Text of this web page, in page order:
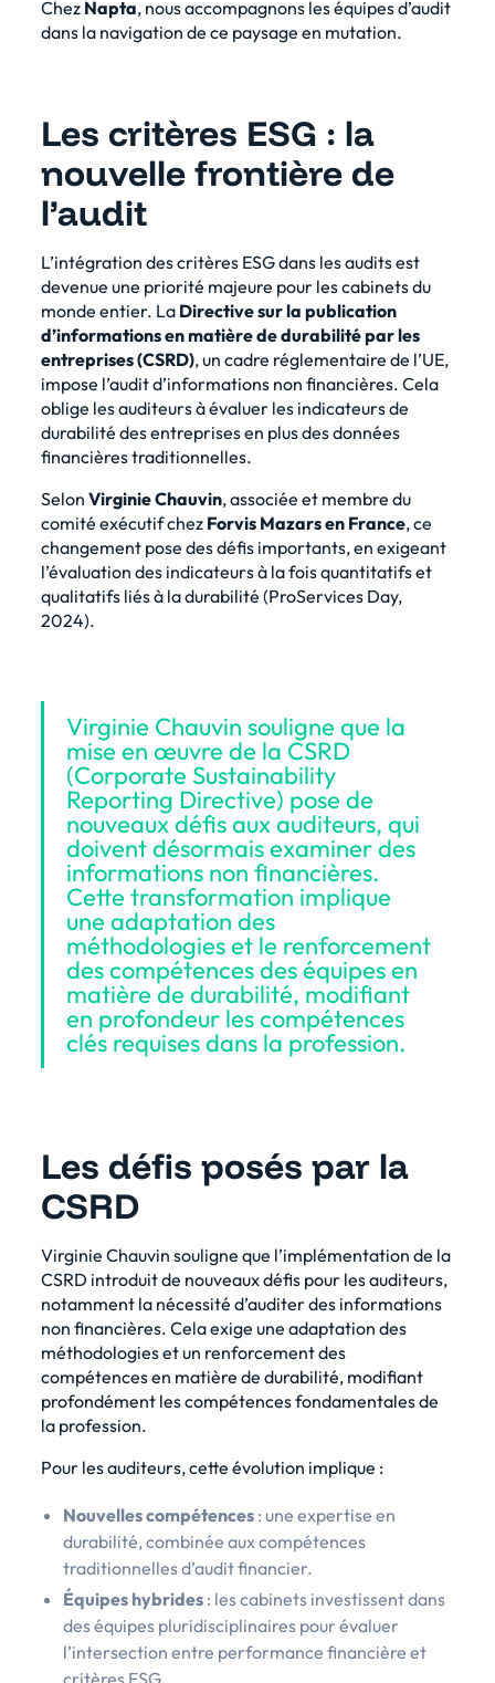
Chez Napta, nous accompagnons les équipes d’audit
dans la navigation de ce paysage en mutation.
Les critères ESG : la
nouvelle frontière de
l’audit
L’intégration des critères ESG dans les audits est
devenue une priorité majeure pour les cabinets du
monde entier. La Directive sur la publication
d’informations en matière de durabilité par les
entreprises (CSRD), un cadre réglementaire de l’UE,
impose l’audit d’informations non financières. Cela
oblige les auditeurs à évaluer les indicateurs de
durabilité des entreprises en plus des données
financières traditionnelles.
Selon Virginie Chauvin, associée et membre du
comité exécutif chez Forvis Mazars en France, ce
changement pose des défis importants, en exigeant
l’évaluation des indicateurs à la fois quantitatifs et
qualitatifs liés à la durabilité (ProServices Day,
2024).
Virginie Chauvin souligne que la
mise en œuvre de la CSRD
(Corporate Sustainability
Reporting Directive) pose de
nouveaux défis aux auditeurs, qui
doivent désormais examiner des
informations non financières.
Cette transformation implique
une adaptation des
méthodologies et le renforcement
des compétences des équipes en
matière de durabilité, modifiant
en profondeur les compétences
clés requises dans la profession.
Les défis posés par la
CSRD
Virginie Chauvin souligne que l’implémentation de la
CSRD introduit de nouveaux défis pour les auditeurs,
notamment la nécessité d’auditer des informations
non financières. Cela exige une adaptation des
méthodologies et un renforcement des
compétences en matière de durabilité, modifiant
profondément les compétences fondamentales de
la profession.
Pour les auditeurs, cette évolution implique :
Nouvelles compétences: une expertise en
durabilité, combinée aux compétences
traditionnelles d’audit financier.
Équipes hybrides: les cabinets investissent dans
des équipes pluridisciplinaires pour évaluer
l’intersection entre performance financière et